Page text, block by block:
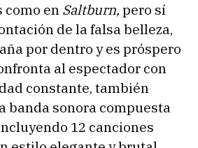
como en Saltburn, pero sí
de la falsa belleza,
por dentro y es próspero
al espectador con
constante, también
banda sonora compuesta
12 canciones